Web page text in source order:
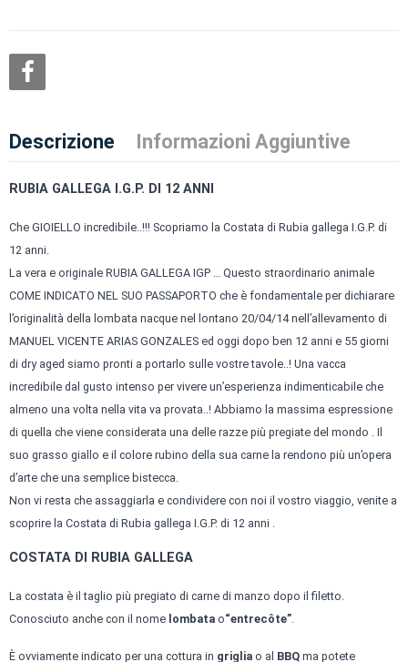
Descrizione Informazioni Aggiuntive
RUBIA GALLEGA I.G.P. DI 12 ANNI
Che GIOIELLO incredibile..!!! Scopriamo la Costata di Rubia gallega I.G.P. di
12 anni.
La vera e originale RUBIA GALLEGA IGP … Questo straordinario animale
COME INDICATO NEL SUO PASSAPORTO che è fondamentale per dichiarare
l’originalità della lombata nacque nel lontano 20/04/14 nell’allevamento di
MANUEL VICENTE ARIAS GONZALES ed oggi dopo ben 12 anni e 55 giorni
di dry aged siamo pronti a portarlo sulle vostre tavole..! Una vacca
incredibile dal gusto intenso per vivere un’esperienza indimenticabile che
almeno una volta nella vita va provata..! Abbiamo la massima espressione
di quella che viene considerata una delle razze più pregiate del mondo . Il
suo grasso giallo e il colore rubino della sua carne la rendono più un’opera
d’arte che una semplice bistecca.
Non vi resta che assaggiarla e condividere con noi il vostro viaggio, venite a
scoprire la Costata di Rubia gallega I.G.P. di 12 anni .
COSTATA DI RUBIA GALLEGA
La costata è il taglio più pregiato di carne di manzo dopo il filetto.
Conosciuto anche con il nome lombata o“entrecôte”
È ovviamente indicato per una cottura in griglia o al BBQ ma potete